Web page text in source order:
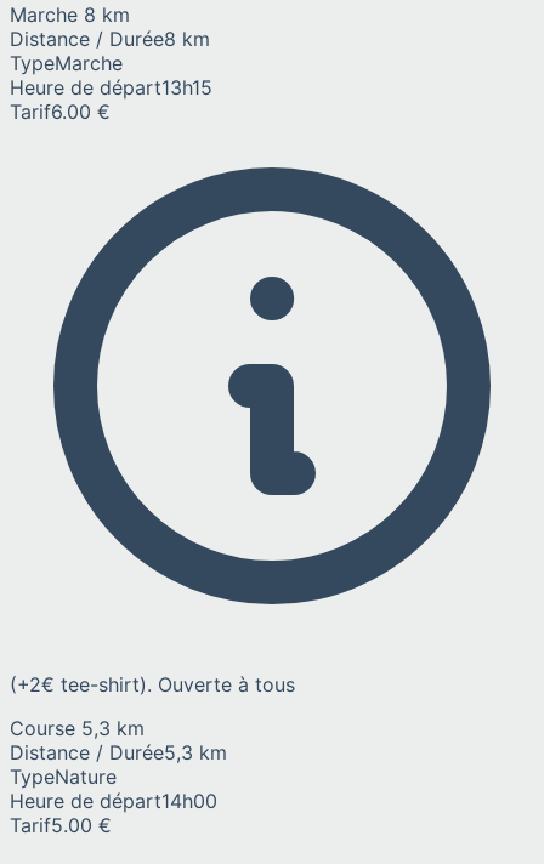
Marche 8 km
Distance / Durée8 km
TypeMarche
Heure de départ13h15
Tarif6.00 €
(+2€ tee-shirt). Ouverte à tous
Course 5,3 km
Distance / Durée5,3 km
TypeNature
Heure de départ14h00
Tarif5.00 €